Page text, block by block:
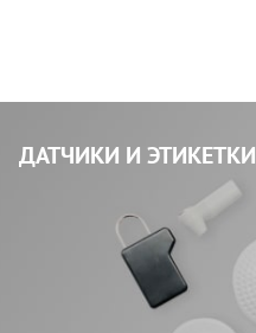
ДАТЧИКИ И ЭТИКЕТКИ